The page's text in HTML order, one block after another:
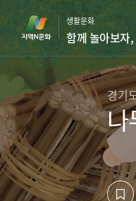
텐
츠
영
바
로
가
기
단
영
역
로
가
기
생활문화
함께 놀아보자
경기
나